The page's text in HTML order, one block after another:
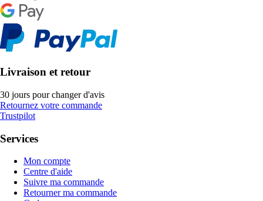
Livraison et retour
30 jours pour changer d'avis
Retournez votre commande
Trustpilot
Services
Mon compte
Centre d'aide
Suivre ma commande
Retourner ma commande